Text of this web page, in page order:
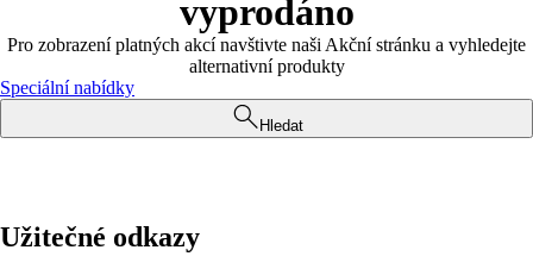
vyprodáno
Pro zobrazení platných akcí navštivte naši Akční stránku a vyhledejte
alternativní produkty
Speciální nabídky
Hledat
Užitečné odkazy